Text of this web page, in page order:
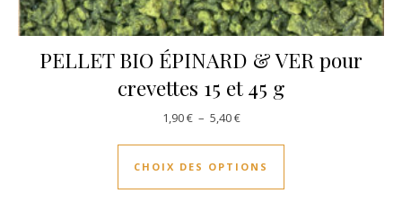
PELLET BIO ÉPINARD & VER pour
crevettes 15 et 45 g
1,90€ – 5,40€Plage de prix : 1,90 € à 5,40 €
CHOIX DES OPTIONS
Ce produit a